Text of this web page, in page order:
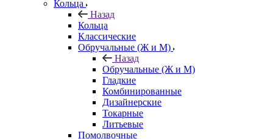
Кольца
Назад
Кольца
Классические
Обручальные (Ж и М)
Назад
Обручальные (Ж и М)
Гладкие
Комбинированные
Дизайнерские
Токарные
Литьевые
Помолвочные